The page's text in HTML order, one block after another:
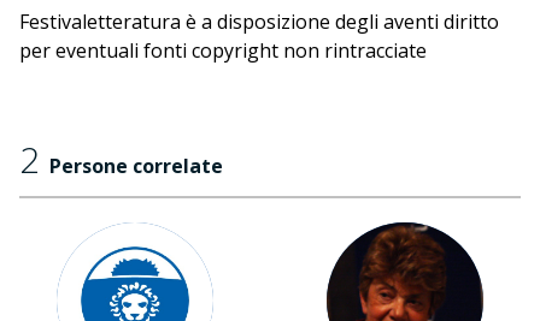
Festivaletteratura è a disposizione degli aventi diritto
per eventuali fonti copyright non rintracciate
2 Persone correlate